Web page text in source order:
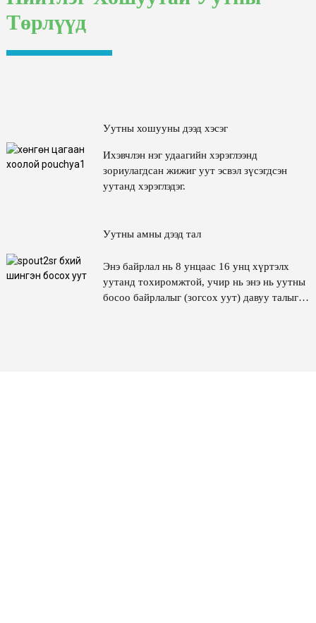
Төрлүүд
Энэ байрлал нь 8 унцаас 16 унц хүртэлх
боломжийг олгодог.
Уутны хошууны дээд хэсэг
Ихэвчлэн нэг удаагийн хэрэглээнд
зориулагдсан жижиг уут эсвэл зүсэгдсэн
уутанд хэрэглэдэг.
Уутны амны дээд тал
Энэ байрлал нь 8 унцаас 16 унц хүртэлх
уутанд тохиромжтой, учир нь энэ нь уутны
босоо байрлалыг (зогсох уут) давуу талыг